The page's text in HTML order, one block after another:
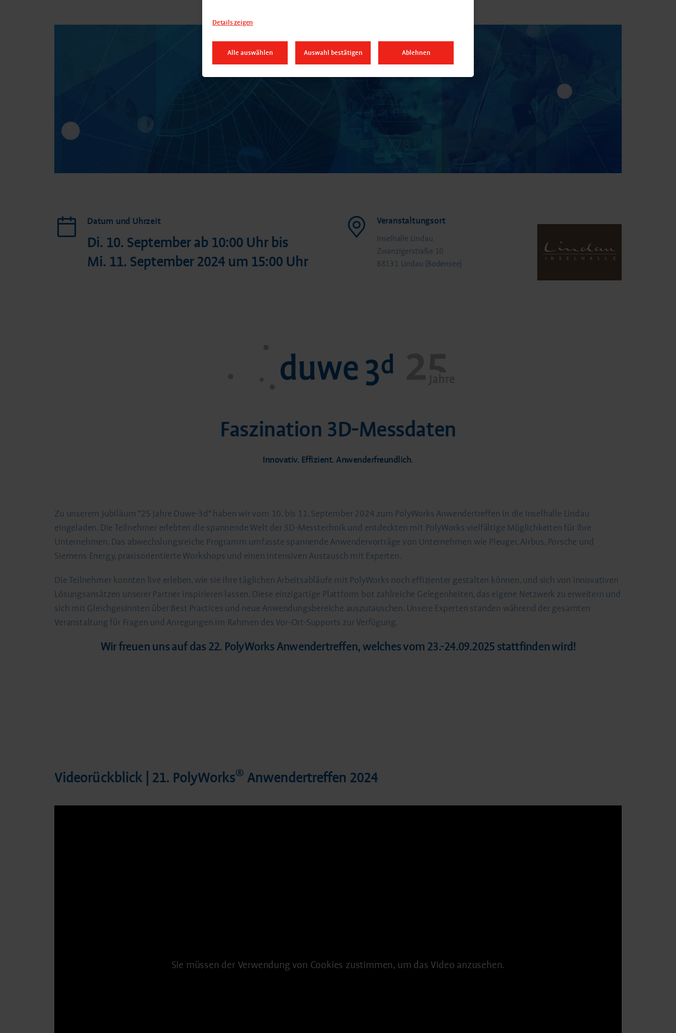
Datum und Uhrzeit
Di. 10. September ab 10:00 Uhr bis
Mi. 11. September 2024 um 15:00 Uhr
Veranstaltungsort
Inselhalle Lindau
Zwanzigerstraße 10
88131 Lindau (Bodensee)
Faszination 3D-Messdaten
Innovativ. Effizient. Anwenderfreundlich.
Zu unserem Jubiläum "25 Jahre Duwe-3d" haben wir vom 10. bis 11. September 2024 zum PolyWorks Anwendertreffen in die Inselhalle Lindau
eingeladen. Die Teilnehmer erlebten die spannende Welt der 3D-Messtechnik und entdeckten mit PolyWorks vielfältige Möglichkeiten für ihre
Unternehmen. Das abwechslungsreiche Programm umfasste spannende Anwendervorträge von Unternehmen wie Pleuger, Airbus, Porsche und
Siemens Energy, praxisorientierte Workshops und einen intensiven Austausch mit Experten.
Die Teilnehmer konnten live erleben, wie sie ihre täglichen Arbeitsabläufe mit PolyWorks noch effizienter gestalten können, und sich von innovativen
Lösungsansätzen unserer Partner inspirieren lassen. Diese einzigartige Plattform bot zahlreiche Gelegenheiten, das eigene Netzwerk zu erweitern und
sich mit Gleichgesinnten über Best Practices und neue Anwendungsbereiche auszutauschen. Unsere Experten standen während der gesamten
Veranstaltung für Fragen und Anregungen im Rahmen des Vor-Ort-Supports zur Verfügung.
Wir freuen uns auf das 22. PolyWorks Anwendertreffen, welches vom 23.-24.09.2025 stattfinden wird!
Videorückblick | 21. PolyWorks® Anwendertreffen 2024
Sie müssen der Verwendung von Cookies zustimmen, um das Video anzusehen.
Details zeigen
Alle auswählen Auswahl bestätigen Ablehnen